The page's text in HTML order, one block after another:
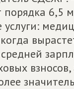
порядка 6,5